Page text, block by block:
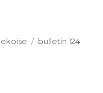
Catégories
bulletin 124